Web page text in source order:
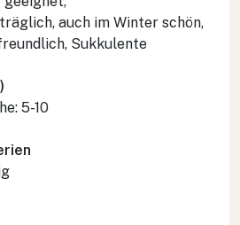
auch im Winter schön,
Sukkulente
5-10